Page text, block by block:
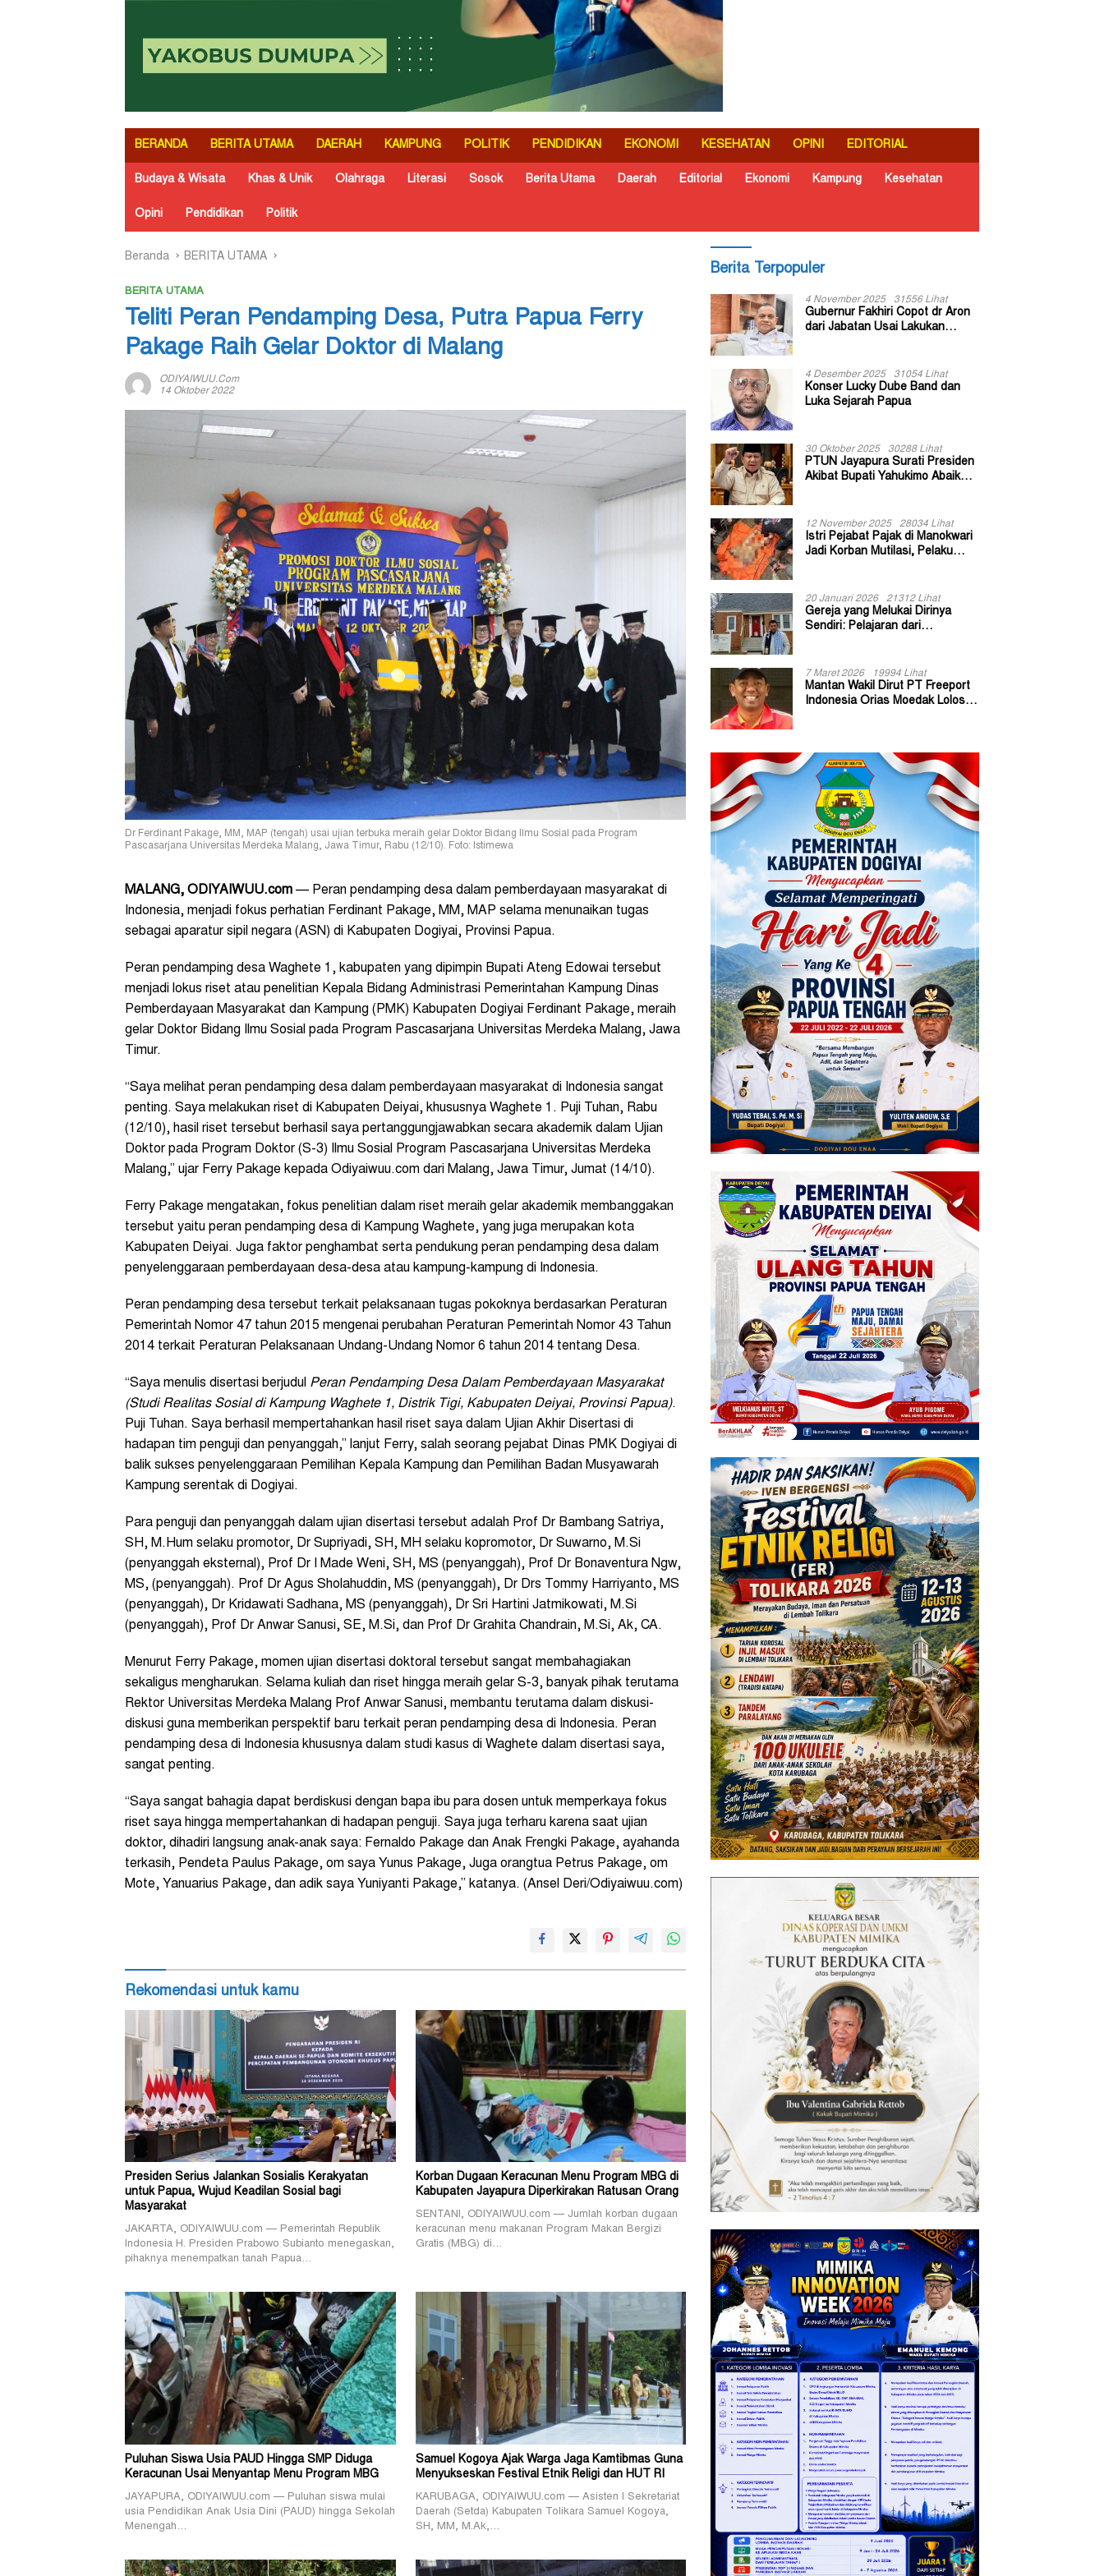
BERANDA BERITA UTAMA DAERAH KAMPUNG POLITIK PENDIDIKAN EKONOMI KESEHATAN OPINI EDITORIAL
Budaya & Wisata Khas & Unik Olahraga Literasi Sosok Berita Utama Daerah Editorial Ekonomi Kampung Kesehatan
Opini Pendidikan Politik
Beranda BERITA UTAMA
BERITA UTAMA
Teliti Peran Pendamping Desa, Putra Papua Ferry
Pakage Raih Gelar Doktor di Malang
ODIYAIWUU.com
14 Oktober 2022
Dr Ferdinant Pakage, MM, MAP (tengah) usai ujian terbuka meraih gelar Doktor Bidang Ilmu Sosial pada Program
Pascasarjana Universitas Merdeka Malang, Jawa Timur, Rabu (12/10). Foto: Istimewa
MALANG, ODIYAIWUU.com — Peran pendamping desa dalam pemberdayaan masyarakat di
Indonesia, menjadi fokus perhatian Ferdinant Pakage, MM, MAP selama menunaikan tugas
sebagai aparatur sipil negara (ASN) di Kabupaten Dogiyai, Provinsi Papua.
Peran pendamping desa Waghete 1, kabupaten yang dipimpin Bupati Ateng Edowai tersebut
menjadi lokus riset atau penelitian Kepala Bidang Administrasi Pemerintahan Kampung Dinas
Pemberdayaan Masyarakat dan Kampung (PMK) Kabupaten Dogiyai Ferdinant Pakage, meraih
gelar Doktor Bidang Ilmu Sosial pada Program Pascasarjana Universitas Merdeka Malang, Jawa
Timur.
“Saya melihat peran pendamping desa dalam pemberdayaan masyarakat di Indonesia sangat
penting. Saya melakukan riset di Kabupaten Deiyai, khususnya Waghete 1. Puji Tuhan, Rabu
(12/10), hasil riset tersebut berhasil saya pertanggungjawabkan secara akademik dalam Ujian
Doktor pada Program Doktor (S-3) Ilmu Sosial Program Pascasarjana Universitas Merdeka
Malang,” ujar Ferry Pakage kepada Odiyaiwuu.com dari Malang, Jawa Timur, Jumat (14/10).
Ferry Pakage mengatakan, fokus penelitian dalam riset meraih gelar akademik membanggakan
tersebut yaitu peran pendamping desa di Kampung Waghete, yang juga merupakan kota
Kabupaten Deiyai. Juga faktor penghambat serta pendukung peran pendamping desa dalam
penyelenggaraan pemberdayaan desa-desa atau kampung-kampung di Indonesia.
Peran pendamping desa tersebut terkait pelaksanaan tugas pokoknya berdasarkan Peraturan
Pemerintah Nomor 47 tahun 2015 mengenai perubahan Peraturan Pemerintah Nomor 43 Tahun
2014 terkait Peraturan Pelaksanaan Undang-Undang Nomor 6 tahun 2014 tentang Desa.
“Saya menulis disertasi berjudul Peran Pendamping Desa Dalam Pemberdayaan Masyarakat
(Studi Realitas Sosial di Kampung Waghete 1, Distrik Tigi, Kabupaten Deiyai, Provinsi Papua).
Puji Tuhan. Saya berhasil mempertahankan hasil riset saya dalam Ujian Akhir Disertasi di
hadapan tim penguji dan penyanggah,” lanjut Ferry, salah seorang pejabat Dinas PMK Dogiyai di
balik sukses penyelenggaraan Pemilihan Kepala Kampung dan Pemilihan Badan Musyawarah
Kampung serentak di Dogiyai.
Para penguji dan penyanggah dalam ujian disertasi tersebut adalah Prof Dr Bambang Satriya,
SH, M.Hum selaku promotor, Dr Supriyadi, SH, MH selaku kopromotor, Dr Suwarno, M.Si
(penyanggah eksternal), Prof Dr I Made Weni, SH, MS (penyanggah), Prof Dr Bonaventura Ngw,
MS, (penyanggah). Prof Dr Agus Sholahuddin, MS (penyanggah), Dr Drs Tommy Harriyanto, MS
(penyanggah), Dr Kridawati Sadhana, MS (penyanggah), Dr Sri Hartini Jatmikowati, M.Si
(penyanggah), Prof Dr Anwar Sanusi, SE, M.Si, dan Prof Dr Grahita Chandrain, M.Si, Ak, CA.
Menurut Ferry Pakage, momen ujian disertasi doktoral tersebut sangat membahagiakan
sekaligus mengharukan. Selama kuliah dan riset hingga meraih gelar S-3, banyak pihak terutama
Rektor Universitas Merdeka Malang Prof Anwar Sanusi, membantu terutama dalam diskusi-
diskusi guna memberikan perspektif baru terkait peran pendamping desa di Indonesia. Peran
pendamping desa di Indonesia khususnya dalam studi kasus di Waghete dalam disertasi saya,
sangat penting.
“Saya sangat bahagia dapat berdiskusi dengan bapa ibu para dosen untuk memperkaya fokus
riset saya hingga mempertahankan di hadapan penguji. Saya juga terharu karena saat ujian
doktor, dihadiri langsung anak-anak saya: Fernaldo Pakage dan Anak Frengki Pakage, ayahanda
terkasih, Pendeta Paulus Pakage, om saya Yunus Pakage, Juga orangtua Petrus Pakage, om
Mote, Yanuarius Pakage, dan adik saya Yuniyanti Pakage,” katanya. (Ansel Deri/Odiyaiwuu.com)
Rekomendasi untuk kamu
Presiden Serius Jalankan Sosialis Kerakyatan
untuk Papua, Wujud Keadilan Sosial bagi
Masyarakat
JAKARTA, ODIYAIWUU.com — Pemerintah Republik
Indonesia H. Presiden Prabowo Subianto menegaskan,
pihaknya menempatkan tanah Papua…
Korban Dugaan Keracunan Menu Program MBG di
Kabupaten Jayapura Diperkirakan Ratusan Orang
SENTANI, ODIYAIWUU.com — Jumlah korban dugaan
keracunan menu makanan Program Makan Bergizi
Gratis (MBG) di…
Puluhan Siswa Usia PAUD Hingga SMP Diduga
Keracunan Usai Menyantap Menu Program MBG
JAYAPURA, ODIYAIWUU.com — Puluhan siswa mulai
usia Pendidikan Anak Usia Dini (PAUD) hingga Sekolah
Menengah…
Samuel Kogoya Ajak Warga Jaga Kamtibmas Guna
Menyukseskan Festival Etnik Religi dan HUT RI
KARUBAGA, ODIYAIWUU.com — Asisten I Sekretariat
Daerah (Setda) Kabupaten Tolikara Samuel Kogoya,
SH, MM, M.Ak,…
Berita Terpopuler
4 November 2025 31556 Lihat
Gubernur Fakhiri Copot dr Aron
dari Jabatan Usai Lakukan
4 Desember 2025 31054 Lihat
Konser Lucky Dube Band dan
Luka Sejarah Papua
30 Oktober 2025 30288 Lihat
PTUN Jayapura Surati Presiden
Akibat Bupati Yahukimo Abaikan
12 November 2025 28034 Lihat
Istri Pejabat Pajak di Manokwari
Jadi Korban Mutilasi, Pelaku
20 Januari 2026 21312 Lihat
Gereja yang Melukai Dirinya
Sendiri: Pelajaran dari
7 Maret 2026 19994 Lihat
Mantan Wakil Dirut PT Freeport
Indonesia Orias Moedak Lolos